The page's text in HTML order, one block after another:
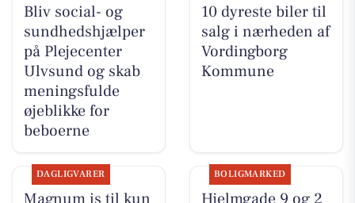
Bliv social- og
sundhedshjælper
på Plejecenter
Ulvsund og skab
meningsfulde
øjeblikke for
beboerne
10 dyreste biler til
salg i nærheden af
Vordingborg
Kommune
DAGLIGVARER BOLIGMARKED